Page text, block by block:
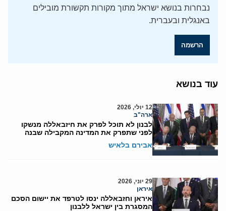
נבחרות בנושא ישראל מתוך מקורות תקשורת מובילים
באנגלית ובעברית.
הרשמה
עוד בנושא
12 יולי, 2026
ארה"ב
לבנון לא תוכל לפרק את חיזבאללה מנשקו
לפני שתפרק את המדינה המקבילה שבנה
אבירם בלאיש
29 יוני, 2026
איראן
איראן וחזבאללה ינסו לטרפד את יישום הסכם
המסגרת בין ישראל ללבנון